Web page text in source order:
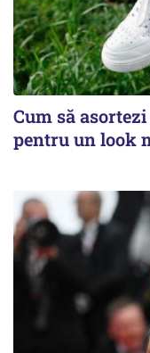
Cum să
pentru un look